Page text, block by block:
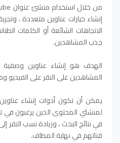
إنشاء خيارات عناوين متعددة ،
الاتجاهات الشائعة أو الكلمات
جذب المشاهدين.
الهدف هو إنشاء عناوين
المشاهدين على النقر على الفيديو
لمنشئي المحتوى الذين يرغبون
في نتائج البحث ، وزيادة نسب النقر
قناتهم في نهاية المطاف.